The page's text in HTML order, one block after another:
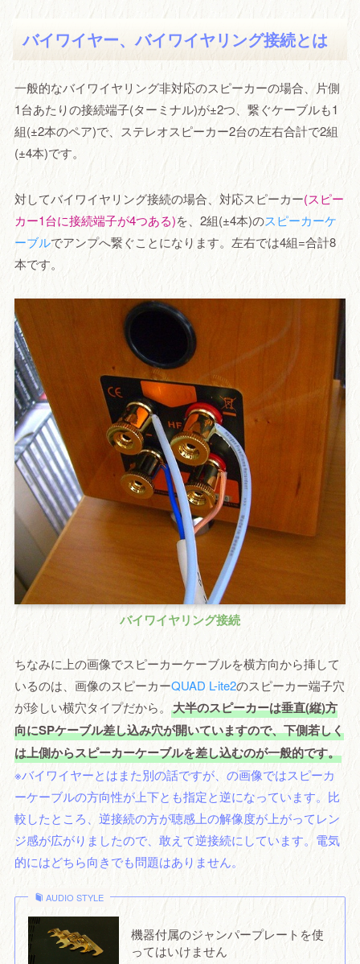
バイワイヤー、バイワイヤリング接続とは
一般的なバイワイヤリング非対応のスピーカーの場合、片側
1台あたりの接続端子(ターミナル)が±2つ、繋ぐケーブルも1
組(±2本のペア)で、ステレオスピーカー2台の左右合計で2組
(±4本)です。
対してバイワイヤリング接続の場合、対応スピーカー(スピー
カー1台に接続端子が4つある)を、2組(±4本)のスピーカーケ
ーブルでアンプへ繋ぐことになります。左右では4組=合計8
本です。
バイワイヤリング接続
ちなみに上の画像でスピーカーケーブルを横方向から挿して
いるのは、画像のスピーカーQUAD L-ite2のスピーカー端子穴
が珍しい横穴タイプだから。 大半のスピーカーは垂直(縦)方
向にSPケーブル差し込み穴が開いていますので、下側若しく
は上側からスピーカーケーブルを差し込むのが一般的です。
※バイワイヤーとはまた別の話ですが、の画像ではスピーカ
ーケーブルの方向性が上下とも指定と逆になっています。比
較したところ、逆接続の方が聴感上の解像度が上がってレン
ジ感が広がりましたので、敢えて逆接続にしています。電気
的にはどちら向きでも問題はありません。
AUDIO STYLE
機器付属のジャンパープレートを使
ってはいけません